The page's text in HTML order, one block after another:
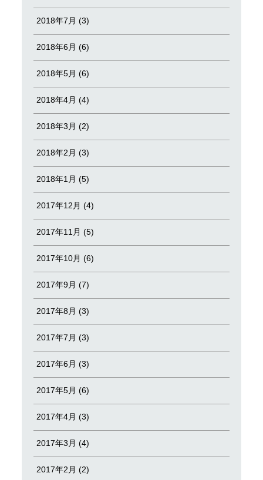
2018年7月 (3)
2018年6月 (6)
2018年5月 (6)
2018年4月 (4)
2018年3月 (2)
2018年2月 (3)
2018年1月 (5)
2017年12月 (4)
2017年11月 (5)
2017年10月 (6)
2017年9月 (7)
2017年8月 (3)
2017年7月 (3)
2017年6月 (3)
2017年5月 (6)
2017年4月 (3)
2017年3月 (4)
2017年2月 (2)